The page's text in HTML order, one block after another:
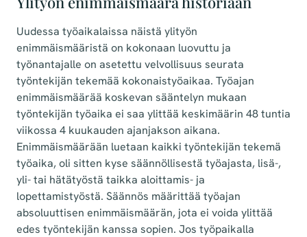
Uudessa työaikalaissa näistä ylityön
enimmäismääristä on kokonaan luovuttu ja
työnantajalle on asetettu velvollisuus seurata
työntekijän tekemää kokonaistyöaikaa. Työajan
enimmäismäärää koskevan sääntelyn mukaan
työntekijän työaika ei saa ylittää keskimäärin 48 tuntia
viikossa 4 kuukauden ajanjakson aikana.
Enimmäismäärään luetaan kaikki työntekijän tekemä
työaika, oli sitten kyse säännöllisestä työajasta, lisä-,
yli- tai hätätyöstä taikka aloittamis- ja
lopettamistyöstä. Säännös määrittää työajan
absoluuttisen enimmäismäärän, jota ei voida ylittää
edes työntekijän kanssa sopien. Jos työpaikalla